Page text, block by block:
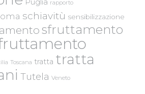
rapporto
schiavitù sensibilizzazione
sfruttamento
Toscana tratta tratta
Tutela Veneto